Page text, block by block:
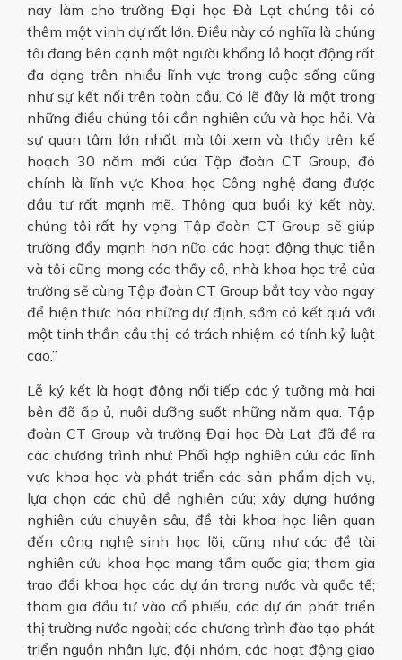
nay làm cho trường Đại học Đà Lạt chúng tôi có
thêm một vinh dự rất lớn. Điều này có nghĩa là chúng
tôi đang bên cạnh một người khổng lồ hoạt động rất
đa dạng trên nhiều lĩnh vực trong cuộc sống cũng
như sự kết nối trên toàn cầu. Có lẽ đây là một trong
những điều chúng tôi cần nghiên cứu và học hỏi. Và
sự quan tâm lớn nhất mà tôi xem và thấy trên kế
hoạch 30 năm mới của Tập đoàn CT Group, đó
chính là lĩnh vực Khoa học Công nghệ đang được
đầu tư rất mạnh mẽ. Thông qua buổi ký kết này,
chúng tôi rất hy vọng Tập đoàn CT Group sẽ giúp
trường đẩy mạnh hơn nữa các hoạt động thực tiễn
và tôi cũng mong các thầy cô, nhà khoa học trẻ của
trường sẽ cùng Tập đoàn CT Group bắt tay vào ngay
để hiện thực hóa những dự định, sớm có kết quả với
một tinh thần cầu thị, có trách nhiệm, có tính kỷ luật
cao.”
Lễ ký kết là hoạt động nối tiếp các ý tưởng mà hai
bên đã ấp ủ, nuôi dưỡng suốt những năm qua. Tập
đoàn CT Group và trường Đại học Đà Lạt đã đề ra
các chương trình như: Phối hợp nghiên cứu các lĩnh
vực khoa học và phát triển các sản phẩm dịch vụ,
lựa chọn các chủ đề nghiên cứu; xây dựng hướng
nghiên cứu chuyên sâu, đề tài khoa học liên quan
đến công nghệ sinh học lõi, cũng như các đề tài
nghiên cứu khoa học mang tầm quốc gia; tham gia
trao đổi khoa học các dự án trong nước và quốc tế;
tham gia đầu tư vào cổ phiếu, các dự án phát triển
thị trường nước ngoài; các chương trình đào tạo phát
triển nguồn nhân lực, đội nhóm, các hoạt động giao